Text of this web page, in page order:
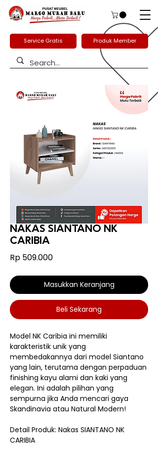
Service Gratis Produk Member
NAKAS SIANTANO NK
CARIBIA
Rp 509.000Harga
Masukkan Keranjang
Beli Sekarang
Model NK Caribia ini memiliki
karakteristik unik yang
membedakannya dari model Siantano
yang lain, terutama dengan perpaduan
finishing kayu alami dan kaki yang
elegan. Ini adalah pilihan yang
sempurna jika Anda mencari gaya
Skandinavia atau Natural Modern!
Detail Produk: Nakas SIANTANO NK
CARIBIA